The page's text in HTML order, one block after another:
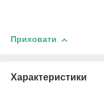
Приховати
Характеристики